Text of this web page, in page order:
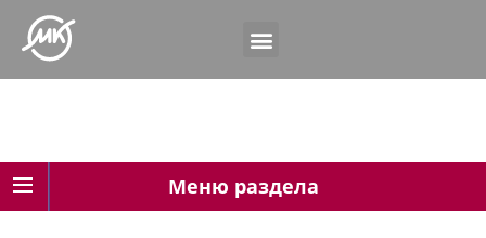
Меню раздела